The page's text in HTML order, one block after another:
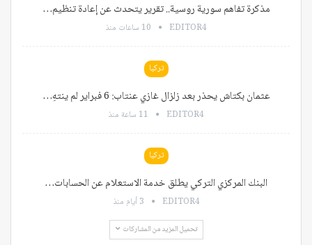
مذكرة تفاهم سورية روسية.. تقرير يتحدث عن إعادة تنظيم…
EDITOR4 10 ساعات منذ
تركيا
عثمان بكتاش يحذر بعد زلزال غازي عنتاب: 6 فبراير لم ينتهِ…
EDITOR4 11 ساعة منذ
تركيا
البنك المركزي التركي يطلق خدمة الاستعلام عن الحسابات…
EDITOR4 3 أيام منذ
تحميل المزيد من المشاركات